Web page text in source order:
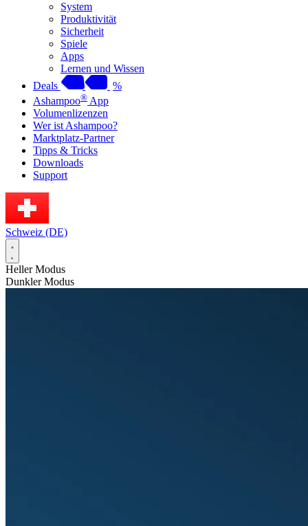
System
Produktivität
Sicherheit
Spiele
Apps
Lernen und Wissen
Deals
%
Ashampoo® App
Volumenlizenzen
Wer ist Ashampoo?
Marktplatz-Partner
Tipps & Tricks
Downloads
Support
Schweiz (DE)
Heller Modus
Dunkler Modus